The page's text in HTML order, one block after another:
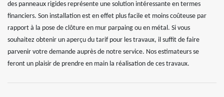
des panneaux rigides représente une solution intéressante en termes
financiers. Son installation est en effet plus facile et moins coûteuse par
rapport à la pose de clôture en mur parpaing ou en métal. Si vous
souhaitez obtenir un aperçu du tarif pour les travaux, il suffit de faire
parvenir votre demande auprès de notre service. Nos estimateurs se
feront un plaisir de prendre en main la réalisation de ces travaux.